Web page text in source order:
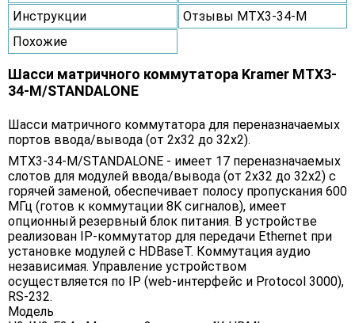
Инструкции
Отзывы MTX3-34-M
Похожие
Шасси матричного коммутатора Kramer MTX3-
34-M/STANDALONE
Шасси матричного коммутатора для переназначаемых
портов ввода/вывода (от 2х32 до 32х2).
MTX3-34-M/STANDALONE - имеет 17 переназначаемых
слотов для модулей ввода/вывода (от 2х32 до 32х2) с
горячей заменой, обеспечивает полосу пропускания 600
МГц (готов к коммутации 8K сигналов), имеет
опционный резервный блок питания. В устройстве
реализован IP-коммутатор для передачи Ethernet при
установке модулей с HDBaseT. Коммутация аудио
независимая. Управление устройством
осуществляется по IP (web-интерфейс и Protocol 3000),
RS-232.
Модель